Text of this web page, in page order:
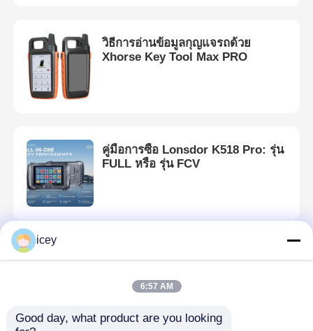
วิธีการอ่านข้อมูลกุญแจรถด้วย
Xhorse Key Tool Max PRO
คู่มือการซื้อ Lonsdor K518 Pro: รุ่น
FULL หรือ รุ่น FCV
icey
6:57 AM
Good day, what product are you looking